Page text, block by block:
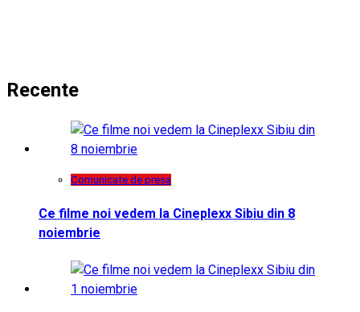
Recente
Comunicate de presa
Ce filme noi vedem la Cineplexx Sibiu din 8
noiembrie